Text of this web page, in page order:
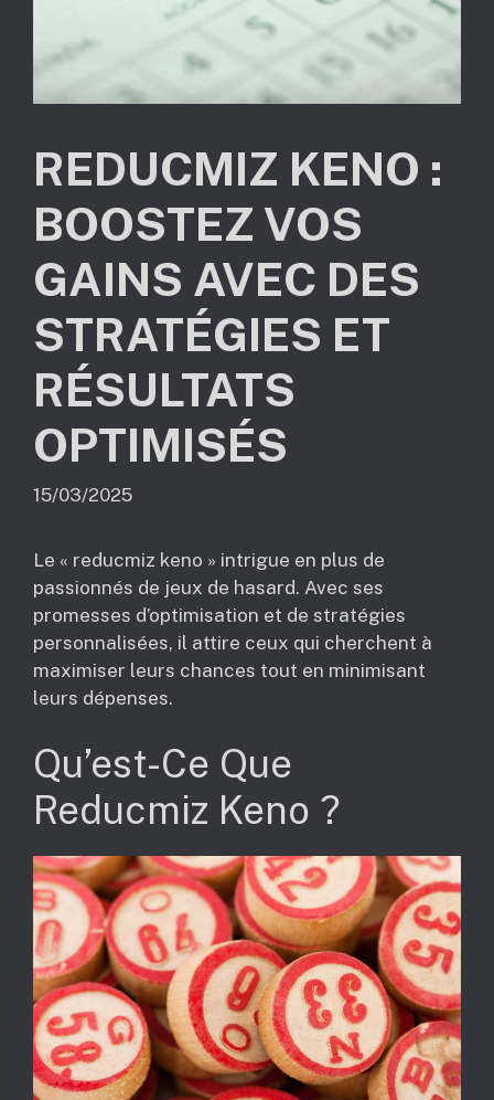
REDUCMIZ KENO :
BOOSTEZ VOS
GAINS AVEC DES
STRATÉGIES ET
RÉSULTATS
OPTIMISÉS
15/03/2025
Le « reducmiz keno » intrigue en plus de
passionnés de jeux de hasard. Avec ses
promesses d’optimisation et de stratégies
personnalisées, il attire ceux qui cherchent à
maximiser leurs chances tout en minimisant
leurs dépenses.
Qu’est-Ce Que
Reducmiz Keno ?